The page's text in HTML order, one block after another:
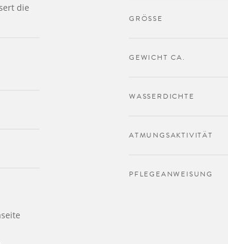
die
GRÖSSE
GEWICHT CA.
WASSERDICHTE
ATMUNGSAKTIVITÄT
PFLEGEANWEISUNG